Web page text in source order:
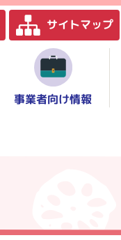
サイトマップ
事業者向け情報